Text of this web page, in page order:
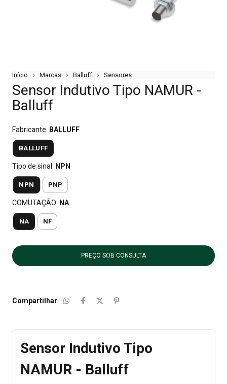
Início Marcas Balluff Sensores
Sensor Indutivo Tipo NAMUR -
Balluff
Fabricante: BALLUFF
BALLUFF
Tipo de sinal: NPN
NPN PNP
COMUTAÇÃO: NA
NA NF
Compartilhar
Sensor Indutivo Tipo
NAMUR - Balluff